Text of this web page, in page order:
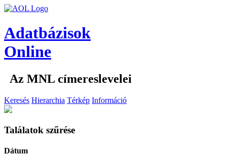
Adatbázisok
Online
Az MNL címereslevelei
Keresés Hierarchia Térkép Információ
Találatok szűrése
Dátum